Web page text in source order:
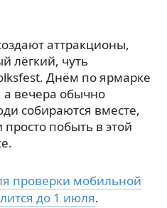
аттракционы,
лёгкий, чуть
Днём по ярмарке
а вечера обычно
собираются вместе,
побыть в этой
проверки мобильной
до 1 июля.